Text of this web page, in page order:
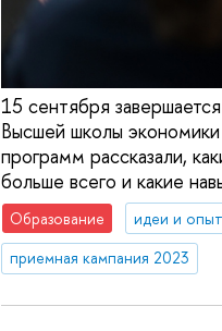
15 сентября
Высшей школы
программ рассказали,
больше всего и какие
Образование идеи и опыт
приемная кампания 2023